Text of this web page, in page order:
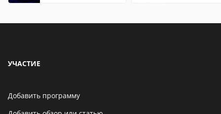
УЧАСТИЕ
Добавить программу